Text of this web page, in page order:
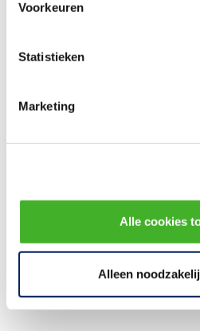
Voorkeuren
Statistieken
Marketing
Alle cookies
Alleen
De adviesgroep KOMAT en
Geïnteresseerd in een